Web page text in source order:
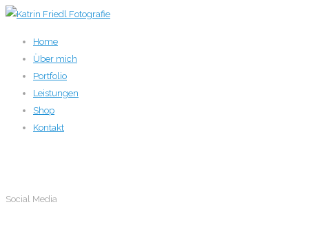
Home
Über mich
Portfolio
Leistungen
Shop
Kontakt
Social Media